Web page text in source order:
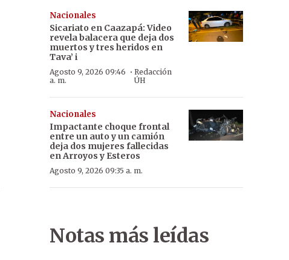
Nacionales
Sicariato en Caazapá: Video
revela balacera que deja dos
muertos y tres heridos en
Tava’ i
Agosto 9, 2026 09:46
a. m.
·Redacción
ÚH
Nacionales
Impactante choque frontal
entre un auto y un camión
deja dos mujeres fallecidas
en Arroyos y Esteros
Agosto 9, 2026 09:35 a. m.
Notas más leídas